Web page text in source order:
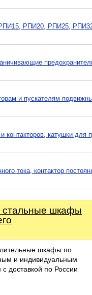
РПИ20, РПИ25,
и пускателям
контакторов, катушки для
тока, контактор
стальные шкафы
шкафы по
и индивидуальным
доставкой по России